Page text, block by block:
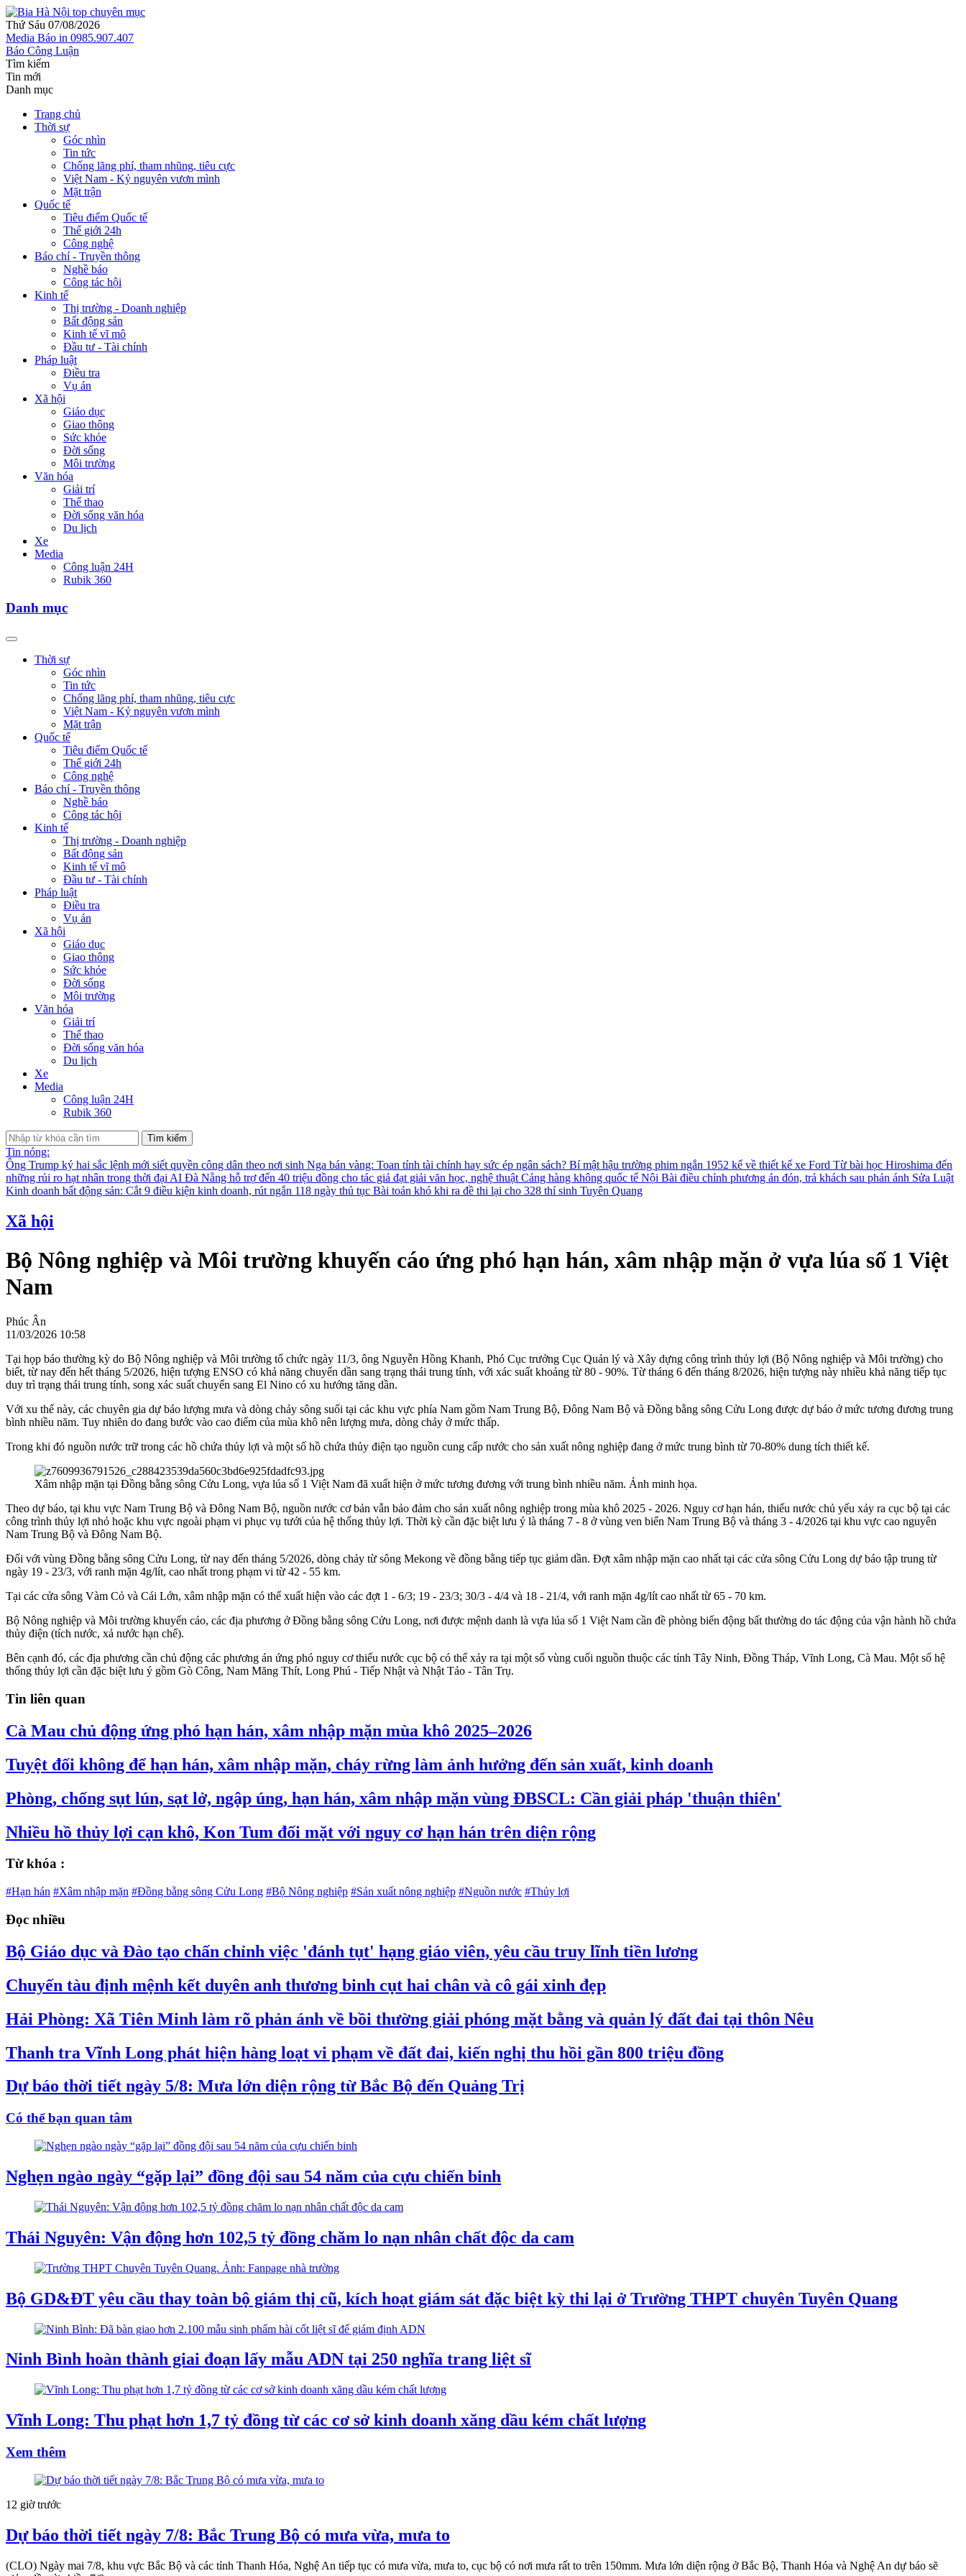
Thứ Sáu 07/08/2026
Media Báo in 0985.907.407
Báo Công Luận
Tìm kiếm
Tin mới
Danh mục
Trang chủ
Thời sự
Góc nhìn
Tin tức
Chống lãng phí, tham nhũng, tiêu cực
Việt Nam - Kỷ nguyên vươn mình
Mặt trận
Quốc tế
Tiêu điểm Quốc tế
Thế giới 24h
Công nghệ
Báo chí - Truyền thông
Nghề báo
Công tác hội
Kinh tế
Thị trường - Doanh nghiệp
Bất động sản
Kinh tế vĩ mô
Đầu tư - Tài chính
Pháp luật
Điều tra
Vụ án
Xã hội
Giáo dục
Giao thông
Sức khỏe
Đời sống
Môi trường
Văn hóa
Giải trí
Thể thao
Đời sống văn hóa
Du lịch
Xe
Media
Công luận 24H
Rubik 360
Danh mục
Thời sự
Góc nhìn
Tin tức
Chống lãng phí, tham nhũng, tiêu cực
Việt Nam - Kỷ nguyên vươn mình
Mặt trận
Quốc tế
Tiêu điểm Quốc tế
Thế giới 24h
Công nghệ
Báo chí - Truyền thông
Nghề báo
Công tác hội
Kinh tế
Thị trường - Doanh nghiệp
Bất động sản
Kinh tế vĩ mô
Đầu tư - Tài chính
Pháp luật
Điều tra
Vụ án
Xã hội
Giáo dục
Giao thông
Sức khỏe
Đời sống
Môi trường
Văn hóa
Giải trí
Thể thao
Đời sống văn hóa
Du lịch
Xe
Media
Công luận 24H
Rubik 360
Tìm kiếm
Tin nóng:
Ông Trump ký hai sắc lệnh mới siết quyền công dân theo nơi sinh Nga bán vàng: Toan tính tài chính hay sức ép ngân sách? Bí mật hậu trường phim ngắn 1952 kể về thiết kế xe Ford Từ bài học Hiroshima đến
những rủi ro hạt nhân trong thời đại AI Đà Nẵng hỗ trợ đến 40 triệu đồng cho tác giả đạt giải văn học, nghệ thuậtCảng hàng không quốc tế Nội Bài điều chỉnh phương án đón, trả khách sau phản ánh Sửa Luật
Kinh doanh bất động sản: Cắt 9 điều kiện kinh doanh, rút ngắn 118 ngày thủ tục Bài toán khó khi ra đề thi lại cho 328 thí sinh Tuyên Quang
Xã hội
Bộ Nông nghiệp và Môi trường khuyến cáo ứng phó hạn hán, xâm nhập mặn ở vựa lúa số 1 Việt
Nam
Phúc Ân
11/03/2026 10:58
Tại họp báo thường kỳ do Bộ Nông nghiệp và Môi trường tổ chức ngày 11/3, ông Nguyễn Hồng Khanh, Phó Cục trưởng Cục Quản lý và Xây dựng công trình thủy lợi (Bộ Nông nghiệp và Môi trường) cho
biết, từ nay đến hết tháng 5/2026, hiện tượng ENSO có khả năng chuyển dần sang trạng thái trung tính, với xác suất khoảng từ 80 - 90%. Từ tháng 6 đến tháng 8/2026, hiện tượng này nhiều khả năng tiếp tục
duy trì trạng thái trung tính, song xác suất chuyển sang El Nino có xu hướng tăng dần.
Với xu thế này, các chuyên gia dự báo lượng mưa và dòng chảy sông suối tại các khu vực phía Nam gồm Nam Trung Bộ, Đông Nam Bộ và Đồng bằng sông Cửu Long được dự báo ở mức tương đương trung
bình nhiều năm. Tuy nhiên do đang bước vào cao điểm của mùa khô nên lượng mưa, dòng chảy ở mức thấp.
Trong khi đó nguồn nước trữ trong các hồ chứa thủy lợi và một số hồ chứa thủy điện tạo nguồn cung cấp nước cho sản xuất nông nghiệp đang ở mức trung bình từ 70-80% dung tích thiết kế.
Xâm nhập mặn tại Đồng bằng sông Cửu Long, vựa lúa số 1 Việt Nam đã xuất hiện ở mức tương đương với trung bình nhiều năm. Ảnh minh họa.
Theo dự báo, tại khu vực Nam Trung Bộ và Đông Nam Bộ, nguồn nước cơ bản vẫn bảo đảm cho sản xuất nông nghiệp trong mùa khô 2025 - 2026. Nguy cơ hạn hán, thiếu nước chủ yếu xảy ra cục bộ tại các
công trình thủy lợi nhỏ hoặc khu vực ngoài phạm vi phục vụ tưới của hệ thống thủy lợi. Thời kỳ cần đặc biệt lưu ý là tháng 7 - 8 ở vùng ven biển Nam Trung Bộ và tháng 3 - 4/2026 tại khu vực cao nguyên
Nam Trung Bộ và Đông Nam Bộ.
Đối với vùng Đồng bằng sông Cửu Long, từ nay đến tháng 5/2026, dòng chảy từ sông Mekong về đồng bằng tiếp tục giảm dần. Đợt xâm nhập mặn cao nhất tại các cửa sông Cửu Long dự báo tập trung từ
ngày 19 - 23/3, với ranh mặn 4g/lít, cao nhất trong phạm vi từ 42 - 55 km.
Tại các cửa sông Vàm Cỏ và Cái Lớn, xâm nhập mặn có thể xuất hiện vào các đợt 1 - 6/3; 19 - 23/3; 30/3 - 4/4 và 18 - 21/4, với ranh mặn 4g/lít cao nhất từ 65 - 70 km.
Bộ Nông nghiệp và Môi trường khuyến cáo, các địa phương ở Đồng bằng sông Cửu Long, nơi được mệnh danh là vựa lúa số 1 Việt Nam cần đề phòng biến động bất thường do tác động của vận hành hồ chứa
thủy điện (tích nước, xả nước hạn chế).
Bên cạnh đó, các địa phương cần chủ động các phương án ứng phó nguy cơ thiếu nước cục bộ có thể xảy ra tại một số vùng cuối nguồn thuộc các tỉnh Tây Ninh, Đồng Tháp, Vĩnh Long, Cà Mau. Một số hệ
thống thủy lợi cần đặc biệt lưu ý gồm Gò Công, Nam Măng Thít, Long Phú - Tiếp Nhật và Nhật Tảo - Tân Trụ.
Tin liên quan
Cà Mau chủ động ứng phó hạn hán, xâm nhập mặn mùa khô 2025–2026
Tuyệt đối không để hạn hán, xâm nhập mặn, cháy rừng làm ảnh hưởng đến sản xuất, kinh doanh
Phòng, chống sụt lún, sạt lở, ngập úng, hạn hán, xâm nhập mặn vùng ĐBSCL: Cần giải pháp 'thuận thiên'
Nhiều hồ thủy lợi cạn khô, Kon Tum đối mặt với nguy cơ hạn hán trên diện rộng
Từ khóa :
#Hạn hán #Xâm nhập mặn #Đồng bằng sông Cửu Long #Bộ Nông nghiệp #Sản xuất nông nghiệp #Nguồn nước #Thủy lợi
Đọc nhiều
Bộ Giáo dục và Đào tạo chấn chỉnh việc 'đánh tụt' hạng giáo viên, yêu cầu truy lĩnh tiền lương
Chuyến tàu định mệnh kết duyên anh thương binh cụt hai chân và cô gái xinh đẹp
Hải Phòng: Xã Tiên Minh làm rõ phản ánh về bồi thường giải phóng mặt bằng và quản lý đất đai tại thôn Nêu
Thanh tra Vĩnh Long phát hiện hàng loạt vi phạm về đất đai, kiến nghị thu hồi gần 800 triệu đồng
Dự báo thời tiết ngày 5/8: Mưa lớn diện rộng từ Bắc Bộ đến Quảng Trị
Có thể bạn quan tâm
Nghẹn ngào ngày “gặp lại” đồng đội sau 54 năm của cựu chiến binh
Thái Nguyên: Vận động hơn 102,5 tỷ đồng chăm lo nạn nhân chất độc da cam
Bộ GD&ĐT yêu cầu thay toàn bộ giám thị cũ, kích hoạt giám sát đặc biệt kỳ thi lại ở Trường THPT chuyên Tuyên Quang
Ninh Bình hoàn thành giai đoạn lấy mẫu ADN tại 250 nghĩa trang liệt sĩ
Vĩnh Long: Thu phạt hơn 1,7 tỷ đồng từ các cơ sở kinh doanh xăng dầu kém chất lượng
Xem thêm
12 giờ trước
Dự báo thời tiết ngày 7/8: Bắc Trung Bộ có mưa vừa, mưa to
(CLO) Ngày mai 7/8, khu vực Bắc Bộ và các tỉnh Thanh Hóa, Nghệ An tiếp tục có mưa vừa, mưa to, cục bộ có nơi mưa rất to trên 150mm. Mưa lớn diện rộng ở Bắc Bộ, Thanh Hóa và Nghệ An dự báo sẽ